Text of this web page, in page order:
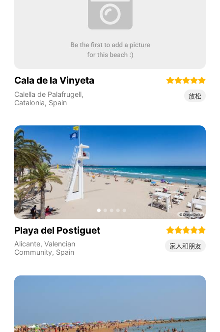
Cala de la Vinyeta
Calella de Palafrugell,
Catalonia, Spain
放松
Playa del Postiguet
Alicante, Valencian
Community, Spain
家人和朋友